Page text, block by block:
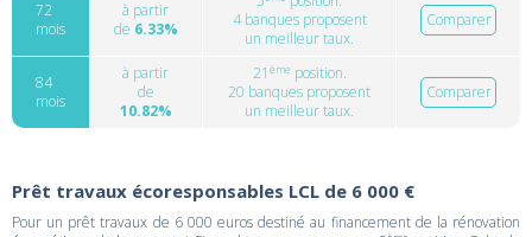
72
mois
à partir
de 6.33%
4 banques proposent
un meilleur taux.
Comparer
84
mois
à partir
de
10.82%
21 èmeposition.
20 banques proposent
un meilleur taux.
Comparer
Prêt travaux écoresponsables LCL de 6 000 €
Pour un prêt travaux de 6 000 euros destiné au financement de la rénovation